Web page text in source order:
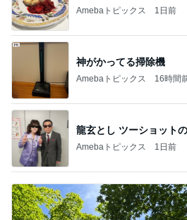
Amebaトピックス 1日前
神がかってる掃除機
Amebaトピックス 16時間
龍玄とし ツーショット
Amebaトピックス 1日前